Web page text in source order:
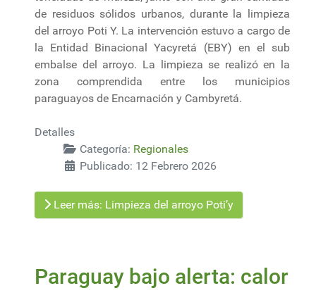
de residuos sólidos urbanos, durante la limpieza
del arroyo Poti Y. La intervención estuvo a cargo de
la Entidad Binacional Yacyretá (EBY) en el sub
embalse del arroyo. La limpieza se realizó en la
zona comprendida entre los municipios
paraguayos de Encarnación y Cambyretá.
Detalles
Categoría: Regionales
Publicado: 12 Febrero 2026
Leer más: Limpieza del arroyo Poti’y
Paraguay bajo alerta: calor